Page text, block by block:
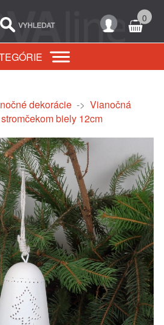
0
dekorácie-> Vianočná
biely 12cm